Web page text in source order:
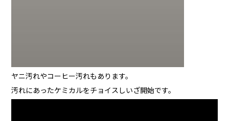
ヤニ汚れやコーヒー汚れもあります。
汚れにあったケミカルをチョイスしいざ開始です。